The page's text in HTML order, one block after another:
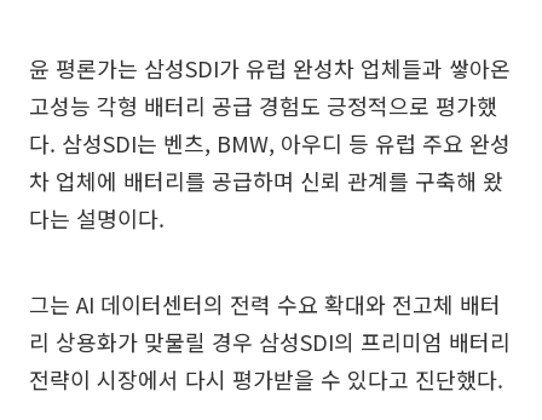
윤 평론가는 삼성SDI가 유럽 완성차 업체들과 쌓아온
고성능 각형 배터리 공급 경험도 긍정적으로 평가했
다. 삼성SDI는 벤츠, BMW, 아우디 등 유럽 주요 완성
차 업체에 배터리를 공급하며 신뢰 관계를 구축해 왔
다는 설명이다.
그는 AI 데이터센터의 전력 수요 확대와 전고체 배터
리 상용화가 맞물릴 경우 삼성SDI의 프리미엄 배터리
전략이 시장에서 다시 평가받을 수 있다고 진단했다.